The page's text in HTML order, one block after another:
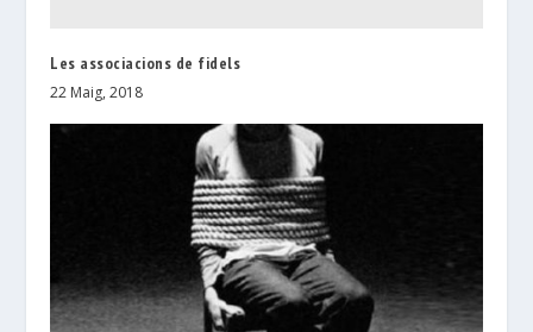
Les associacions de fidels
22 Maig, 2018